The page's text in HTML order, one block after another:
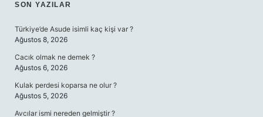
SIDEBAR
SON YAZILAR
Türkiye’de Asude isimli kaç kişi var ?
Ağustos 8, 2026
Cacık olmak ne demek ?
Ağustos 6, 2026
Kulak perdesi koparsa ne olur ?
Ağustos 5, 2026
Avcılar ismi nereden gelmiştir ?